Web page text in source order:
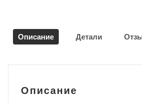
/
Mitsubishi
наст.
Описание Детали
Описание